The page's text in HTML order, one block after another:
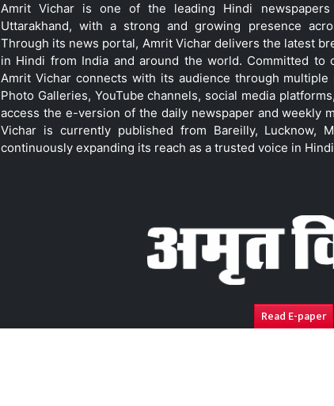
Amrit Vichar is one of the leading Hindi
Uttarakhand, with a strong and growing presence
Through its news portal, Amrit Vichar delivers the latest
in Hindi from India and around the world. Committed to
Amrit Vichar connects with its audience through
Photo Galleries, YouTube channels, social media
access the e-version of the daily newspaper and weekly
Vichar is currently published from Bareilly, Lucknow,
continuously expanding its reach as a trusted voice in
Read E-paper